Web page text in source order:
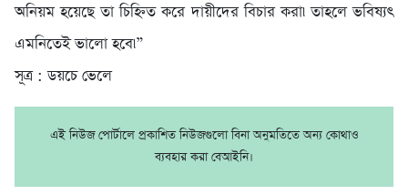
অনিয়ম হয়েছে তা চিহ্নিত করে দায়ীদের বিচার করা৷ তাহলে ভবিষ্যৎ
এমনিতেই ভালো হবে৷”
সূত্র : ডয়চে ভেলে
এই নিউজ পোর্টালে প্রকাশিত নিউজগুলো বিনা অনুমতিতে অন্য কোথাও
ব্যবহার করা বেআইনি।